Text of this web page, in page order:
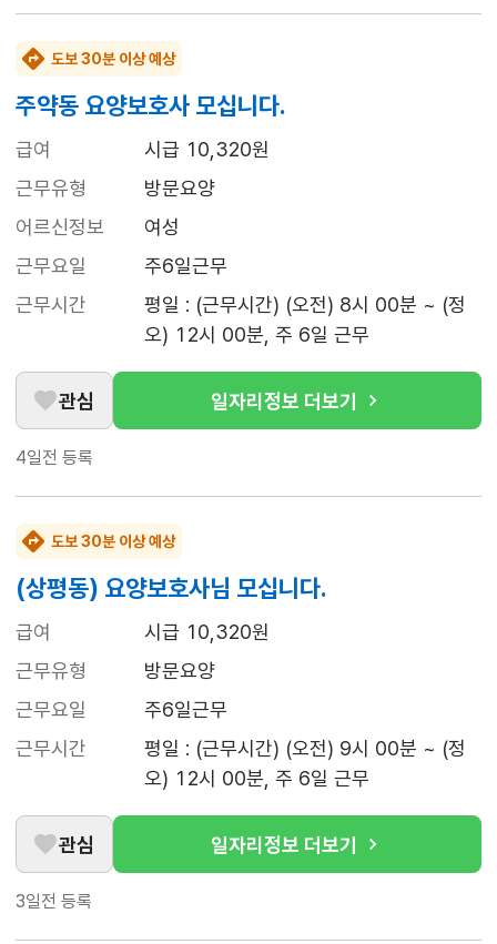
도보 30분 이상 예상
주약동 요양보호사 모십니다.
급여
시급 10,320원
근무유형
방문요양
어르신정보
여성
근무요일
주6일근무
근무시간
평일 : (근무시간) (오전) 8시 00분 ~ (정
오) 12시 00분, 주 6일 근무
관심 일자리정보 더보기
4일전 등록
도보 30분 이상 예상
(상평동) 요양보호사님 모십니다.
급여
시급 10,320원
근무유형
방문요양
근무요일
주6일근무
근무시간
평일 : (근무시간) (오전) 9시 00분 ~ (정
오) 12시 00분, 주 6일 근무
관심 일자리정보 더보기
3일전 등록